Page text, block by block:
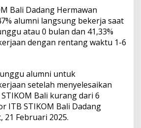
r
a
p
d
a
m
D
u
n
a
Bali Dadang Hermawan
alumni langsung bekerja saat
atau 0 bulan dan 41,33%
dengan rentang waktu 1-6
alumni untuk
setelah menyelesaikan
Bali kurang dari 6
ITB STIKOM Bali Dadang
21 Februari 2025.